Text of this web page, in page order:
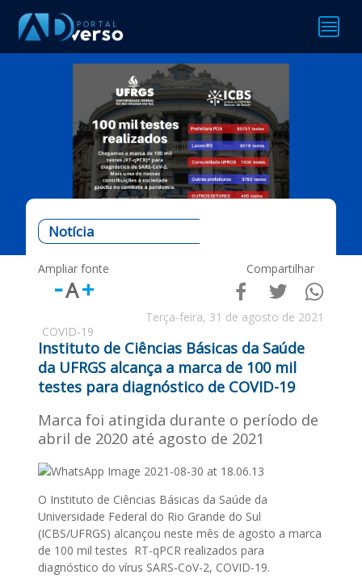

Notícia
Ampliar fonte
-A+
Compartilhar
  
Terça-feira, 31 de agosto de 2021
COVID-19
Instituto de Ciências Básicas da Saúde
da UFRGS alcança a marca de 100 mil
testes para diagnóstico de COVID-19
Marca foi atingida durante o período de
abril de 2020 até agosto de 2021
O Instituto de Ciências Básicas da Saúde da
Universidade Federal do Rio Grande do Sul
(ICBS/UFRGS) alcançou neste mês de agosto a marca
de 100 mil testes RT-qPCR realizados para
diagnóstico do vírus SARS-CoV-2, COVID-19.